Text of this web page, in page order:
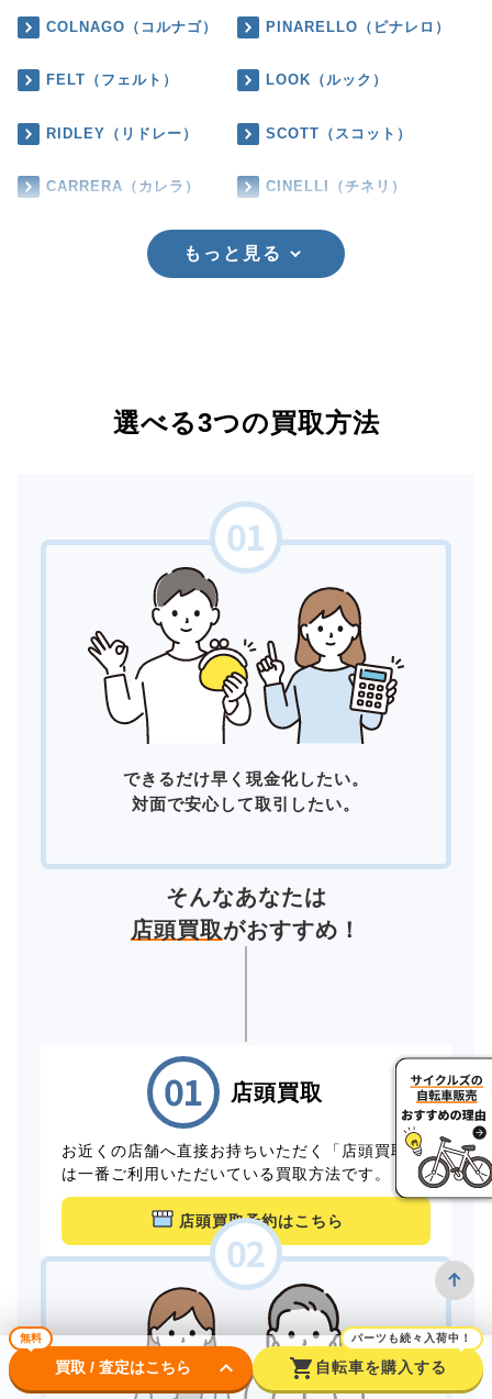
COLNAGO（コルナゴ） PINARELLO（ピナレロ）
FELT（フェルト） LOOK（ルック）
RIDLEY（リドレー） SCOTT（スコット）
CARRERA（カレラ） CINELLI（チネリ）
もっと見る
選べる3つの買取方法
できるだけ早く現金化したい。
対面で安心して取引したい。
そんなあなたは
店頭買取がおすすめ！
店頭買取
お近くの店舗へ直接お持ちいただく「店頭買取」
は一番ご利用いただいている買取方法です。
店頭買取予約はこちら
無料
買取 / 査定はこちら keyboard_arrow_down shopping_cart
パーツも続々入荷中！
自転車を購入する